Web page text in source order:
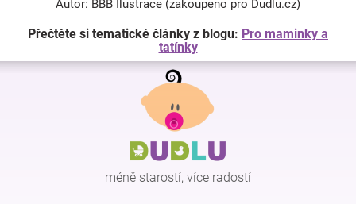
Autor: BBB Ilustrace (zakoupeno pro Dudlu.cz)
Přečtěte si tematické články z blogu: Pro maminky a
tatínky
Z
méně starostí, více radostí